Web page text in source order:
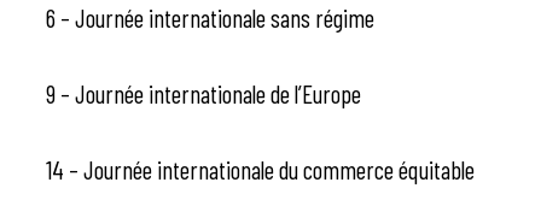
6 – Journée internationale sans régime
9 – Journée internationale de l’Europe
14 – Journée internationale du commerce équitable